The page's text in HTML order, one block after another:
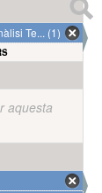
Te... (1)
aquesta